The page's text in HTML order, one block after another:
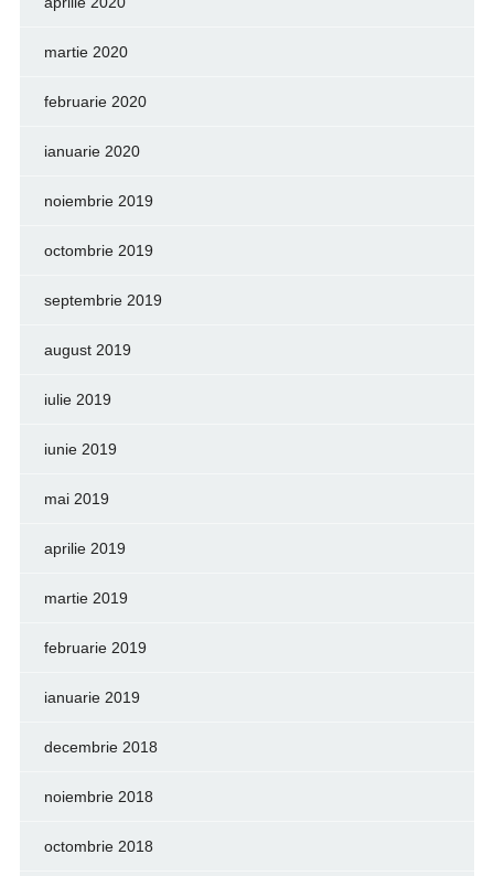
martie 2020
februarie 2020
ianuarie 2020
noiembrie 2019
octombrie 2019
septembrie 2019
august 2019
iulie 2019
iunie 2019
mai 2019
aprilie 2019
martie 2019
februarie 2019
ianuarie 2019
decembrie 2018
noiembrie 2018
octombrie 2018